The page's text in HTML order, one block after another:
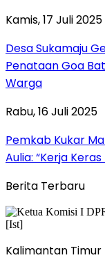
Kamis, 17 Juli 2025
Desa Sukamaju
Penataan Goa
Warga
Rabu, 16 Juli 2025
Pemkab Kukar
Aulia: “Kerja
Berita Terbaru
Kalimantan Timur